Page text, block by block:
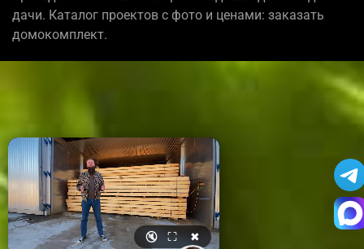
дачи. Каталог проектов с фото и ценами: заказать
домокомплект.
🔇 ⛶ ✖